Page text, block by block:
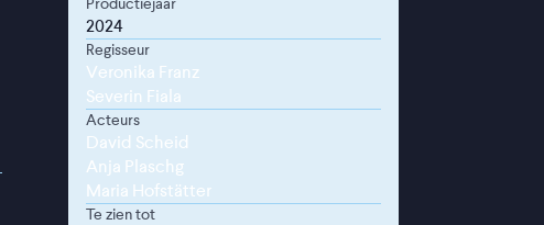
Productiejaar
2024
Regisseur
Veronika Franz
Severin Fiala
Acteurs
David Scheid
Anja Plaschg
Maria Hofstätter
Te zien tot